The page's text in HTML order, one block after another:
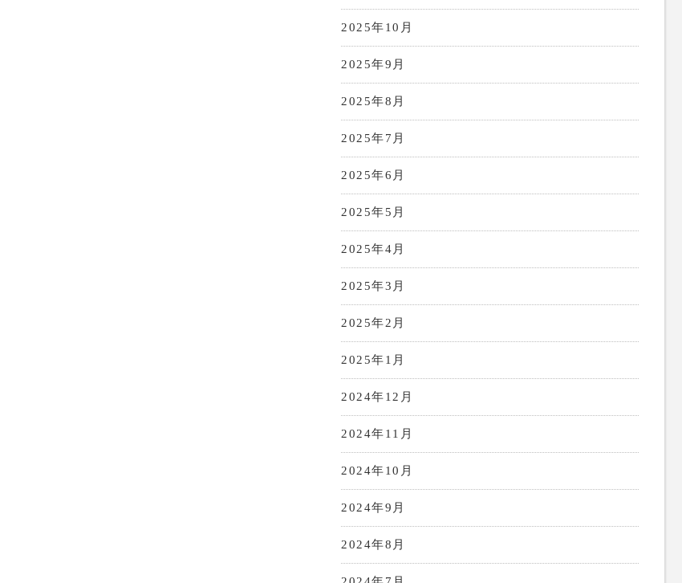
2025年10月
2025年9月
2025年8月
2025年7月
2025年6月
2025年5月
2025年4月
2025年3月
2025年2月
2025年1月
2024年12月
2024年11月
2024年10月
2024年9月
2024年8月